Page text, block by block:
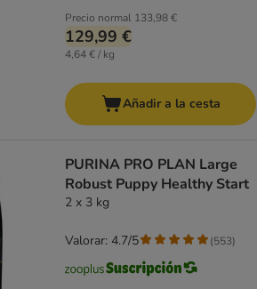
Precio normal 133,98 €
129,99 €
4,64 € / kg
Añadir a la cesta
PURINA PRO PLAN Large
Robust Puppy Healthy Start
2 x 3 kg
Valorar: 4.7/5 (553)